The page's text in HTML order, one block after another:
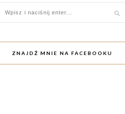
ZNAJDŹ MNIE NA FACEBOOKU